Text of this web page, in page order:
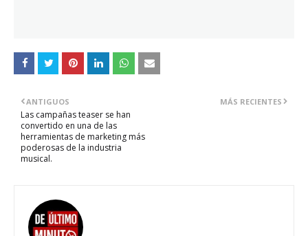
MÁS RECIENTES
ANTIGUOS
Las campañas teaser se han
convertido en una de las
herramientas de marketing más
poderosas de la industria
musical.